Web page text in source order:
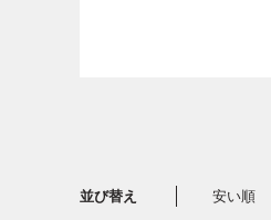
並び替え 安い順